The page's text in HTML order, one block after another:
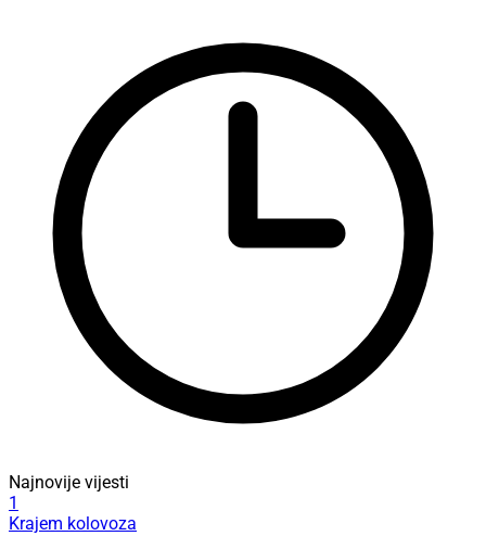
Najnovije vijesti
1
Krajem kolovoza